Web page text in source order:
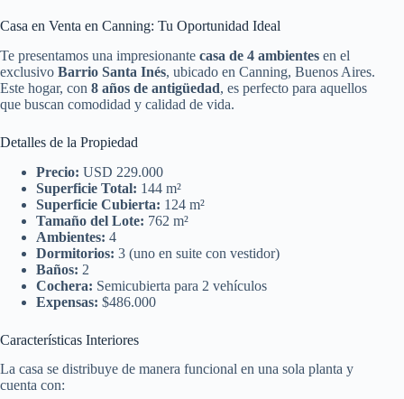
Casa en Venta en Canning: Tu Oportunidad Ideal
Te presentamos una impresionante casa de 4 ambientes en el
exclusivo Barrio Santa Inés, ubicado en Canning, Buenos Aires.
Este hogar, con 8 años de antigüedad, es perfecto para aquellos
que buscan comodidad y calidad de vida.
Detalles de la Propiedad
Precio: USD 229.000
Superficie Total: 144 m²
Superficie Cubierta: 124 m²
Tamaño del Lote: 762 m²
Ambientes: 4
Dormitorios: 3 (uno en suite con vestidor)
Baños: 2
Cochera: Semicubierta para 2 vehículos
Expensas: $486.000
Características Interiores
La casa se distribuye de manera funcional en una sola planta y
cuenta con: